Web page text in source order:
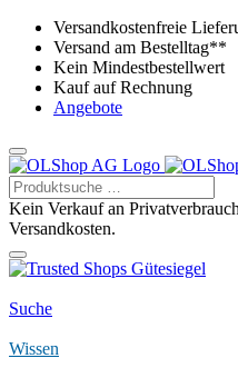
Versandkostenfreie
Versand am Bestelltag**
Kein Mindestbestellwert
Kauf auf Rechnung
Angebote
Kein Verkauf an
Versandkosten.
Suche
Wissen